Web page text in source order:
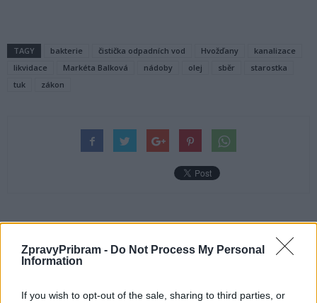
ZpravyPribram - Do Not Process My Personal
Information
If you wish to opt-out of the sale, sharing to third parties, or
TAGY bakterie čistička odpadních vod Hvožďany
kanalizace
likvidace
Markéta Balková nádoby olej sběr
starostka
tuk
zákon
Zloděj nepohrdl ani chlebníkem Alka hledá nového ředitele
SOUVISEJÍCÍ ČLÁNKY